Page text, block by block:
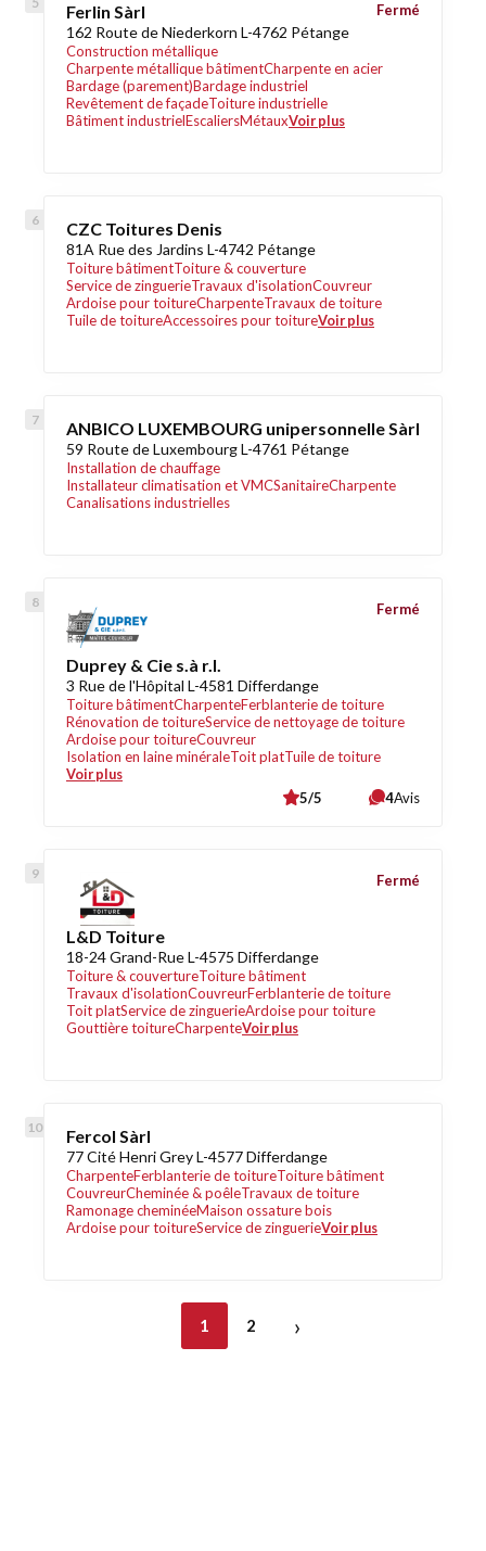
Ferlin Sàrl
162 Route de Niederkorn L-4762 Pétange
Construction métallique
Charpente métallique bâtimentCharpente en acier
Bardage (parement)Bardage industriel
Revêtement de façadeToiture industrielle
Bâtiment industrielEscaliersMétauxVoir plus
Fermé
CZC Toitures Denis
81A Rue des Jardins L-4742 Pétange
Toiture bâtimentToiture & couverture
Service de zinguerieTravaux d'isolationCouvreur
Ardoise pour toitureCharpenteTravaux de toiture
Tuile de toitureAccessoires pour toitureVoir plus
ANBICO LUXEMBOURG unipersonnelle Sàrl
59 Route de Luxembourg L-4761 Pétange
Installation de chauffage
Installateur climatisation et VMCSanitaireCharpente
Canalisations industrielles
Duprey & Cie s.à r.l.
3 Rue de l'Hôpital L-4581 Differdange
Toiture bâtimentCharpenteFerblanterie de toiture
Rénovation de toitureService de nettoyage de toiture
Ardoise pour toitureCouvreur
Isolation en laine minéraleToit platTuile de toiture
Voir plus
Fermé
5/5 4Avis
L&D Toiture
18-24 Grand-Rue L-4575 Differdange
Toiture & couvertureToiture bâtiment
Travaux d'isolationCouvreurFerblanterie de toiture
Toit platService de zinguerieArdoise pour toiture
Gouttière toitureCharpenteVoir plus
Fermé
Fercol Sàrl
77 Cité Henri Grey L-4577 Differdange
CharpenteFerblanterie de toitureToiture bâtiment
CouvreurCheminée & poêleTravaux de toiture
Ramonage cheminéeMaison ossature bois
Ardoise pour toitureService de zinguerieVoir plus
1 2 ›